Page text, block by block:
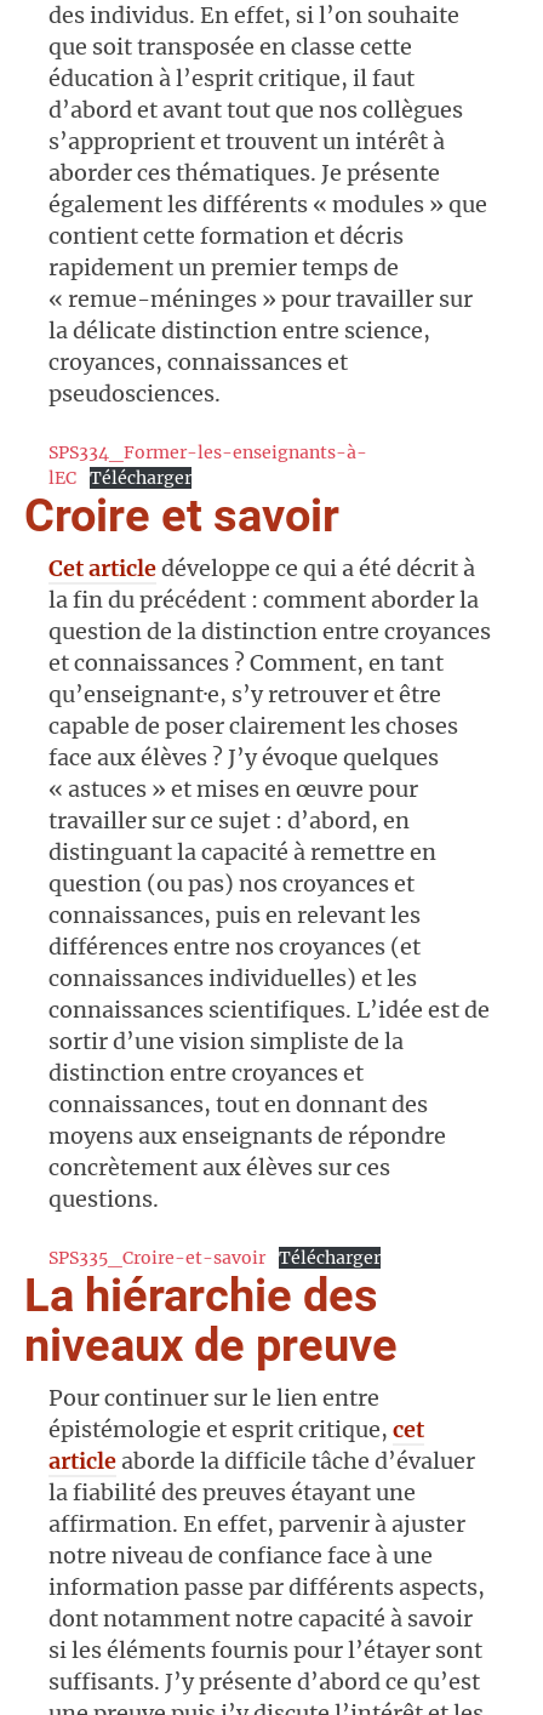
des individus. En effet, si l’on souhaite
que soit transposée en classe cette
éducation à l’esprit critique, il faut
d’abord et avant tout que nos collègues
s’approprient et trouvent un intérêt à
aborder ces thématiques. Je présente
également les différents « modules » que
contient cette formation et décris
rapidement un premier temps de
« remue-méninges » pour travailler sur
la délicate distinction entre science,
croyances, connaissances et
pseudosciences.
SPS334_Former-les-enseignants-à-
lEC
Télécharger
Croire et savoir
Cet articledéveloppe ce qui a été décrit à
la fin du précédent : comment aborder la
question de la distinction entre croyances
et connaissances ? Comment, en tant
qu’enseignant·e, s’y retrouver et être
capable de poser clairement les choses
face aux élèves ? J’y évoque quelques
« astuces » et mises en œuvre pour
travailler sur ce sujet : d’abord, en
distinguant la capacité à remettre en
question (ou pas) nos croyances et
connaissances, puis en relevant les
différences entre nos croyances (et
connaissances individuelles) et les
connaissances scientifiques. L’idée est de
sortir d’une vision simpliste de la
distinction entre croyances et
connaissances, tout en donnant des
moyens aux enseignants de répondre
concrètement aux élèves sur ces
questions.
SPS335_Croire-et-savoir Télécharger
La hiérarchie des
niveaux de preuve
Pour continuer sur le lien entre
épistémologie et esprit critique, cet
articleaborde la difficile tâche d’évaluer
la fiabilité des preuves étayant une
affirmation. En effet, parvenir à ajuster
notre niveau de confiance face à une
information passe par différents aspects,
dont notamment notre capacité à savoir
si les éléments fournis pour l’étayer sont
suffisants. J’y présente d’abord ce qu’est